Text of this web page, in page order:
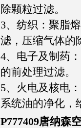
除颗粒过滤。
3、纺织：聚脂
滤，压缩气体的
4、电子及制药
的前处理过滤。
5、火电及核电
系统油的净化，
P777409唐纳森